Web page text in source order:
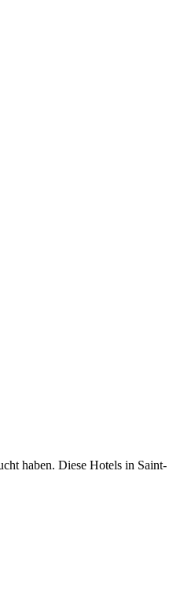
haben. Diese Hotels in Saint-